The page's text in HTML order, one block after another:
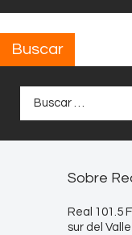
Buscar
Sobre
Real 101.5
sur del